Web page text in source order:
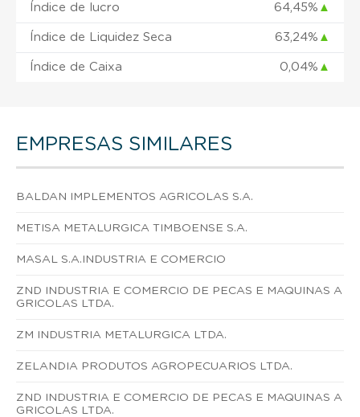
Índice de lucro 64,45% ▲
Índice de Liquidez Seca 63,24% ▲
Índice de Caixa 0,04% ▲
EMPRESAS SIMILARES
BALDAN IMPLEMENTOS AGRICOLAS S.A.
METISA METALURGICA TIMBOENSE S.A.
MASAL S.A.INDUSTRIA E COMERCIO
ZND INDUSTRIA E COMERCIO DE PECAS E MAQUINAS A
GRICOLAS LTDA.
ZM INDUSTRIA METALURGICA LTDA.
ZELANDIA PRODUTOS AGROPECUARIOS LTDA.
ZND INDUSTRIA E COMERCIO DE PECAS E MAQUINAS A
GRICOLAS LTDA.